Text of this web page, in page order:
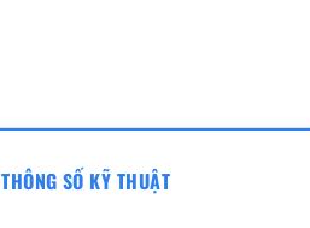
THÔNG SỐ KỸ THUẬT